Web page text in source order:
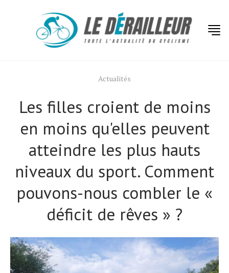
Actualités
Les filles croient de moins
en moins qu'elles peuvent
atteindre les plus hauts
niveaux du sport. Comment
pouvons-nous combler le «
déficit de rêves » ?